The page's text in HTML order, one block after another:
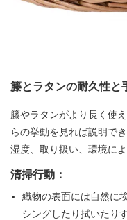
籐とラタンの耐久性と
籐やラタンがより長く使
らの挙動を見れば説明で
湿度、取り扱い、環境に
清掃行動：
織物の表面には自然に
シングしたり拭いたり